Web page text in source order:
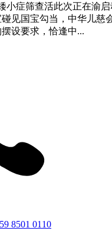
小症筛查活此次正在渝
见国宝勾当，中华儿慈
设要求，恰逢中...
8501 0110